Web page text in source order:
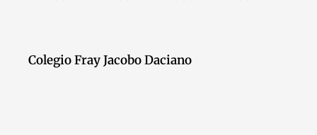
Colegio Fray Jacobo Daciano